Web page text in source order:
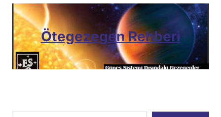
Ötegezegen Rehberi
E-postanızı yazın…